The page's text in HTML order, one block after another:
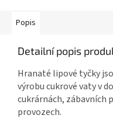
Popis
Detailní popis
Hranaté lipové tyčky
výrobu cukrové vaty v
cukrárnách, zábavních
provozech.